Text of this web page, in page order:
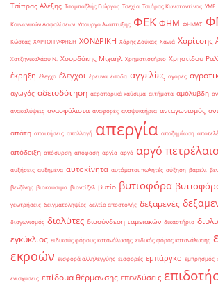
Τσίπρας Αλέξης Τσαμπαζλής Γιώργος Τσεχία Τσιάρας Κωνσταντίνος ΥΜΕ
Κοινωνικών Ασφαλίσεων Υπουργό Ανάπτυξης ΦΕΚ ΦΗΜ ΦΗΜΑΣ
Κώστας ΧΑΡΤΟΓΡΑΦΗΣΗ ΧΟΝΔΡΙΚΗ Χάρης Δούκας Χανιά Χαρίτσης
Χατζηνικολάου Ν. Χουρδάκης Μιχαήλ Χρηματιστήριο Χρηστίδου
έκρηξη έλεγχο έλεγχοι έρευνα έσοδα αγγελίες αγορές
αγωγός αδειοδότηση αεροπορικά καύσιμα αιτήματα αμόλυβδη
ανακαλύψεις ανασφάλιστα αναφορές αναψυκτήρια ανταγωνισμός
απάτη απαιτήσεις απαλλαγή απεργία αποζημίωση
απόδειξη απόσυρση απόφαση αργία αργό αργό πετρέλαιο
αυξήσεις αυξημένα αυτοκίνητα αυτόματοι πωλητές αύξηση βαρέλι
βενζίνης βιοκαύσιμα βιοντίζελ βυτίο βυτιοφόρα
γεωτρήσεις δειγματοληψίες δελτίο αποστολής δεξαμενές
διαγωνισμός διαλύτες διασύνδεση ταμειακών δικαστήριο
εγκύκλιος ειδικούς φόρους κατανάλωσης ειδικός φόρος κατανάλωσης
εκροών εισφορά αλληλεγγύης εισφορές εμπάργκο εμπρησμός
ενισχύσεις επίδομα θέρμανσης επενδύσεις